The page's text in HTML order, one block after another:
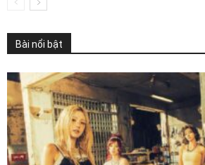
Bài nổi bật